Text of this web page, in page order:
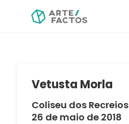
Vetusta Morla
Coliseu dos Recreios
26 de maio de 2018